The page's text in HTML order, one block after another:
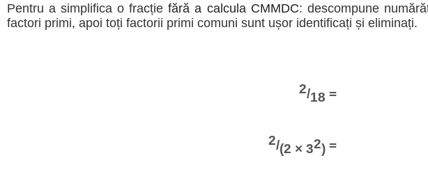
Pentru a simplifica o fracțiefără a calcula CMMDC: descompune
factori primi, apoi toți factorii primi comuni sunt ușor identificați și eliminați.
2/18 =
2/(2 × 32) =